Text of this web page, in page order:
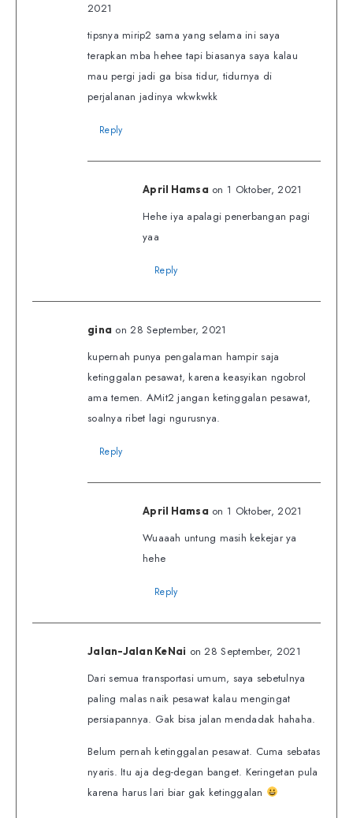
2021
tipsnya mirip2 sama yang selama ini saya
terapkan mba hehee tapi biasanya saya kalau
mau pergi jadi ga bisa tidur, tidurnya di
perjalanan jadinya wkwkwkk
Reply
April Hamsa on 1 Oktober, 2021
Hehe iya apalagi penerbangan pagi
yaa
Reply
gina on 28 September, 2021
kupernah punya pengalaman hampir saja
ketinggalan pesawat, karena keasyikan ngobrol
ama temen. AMit2 jangan ketinggalan pesawat,
soalnya ribet lagi ngurusnya.
Reply
April Hamsa on 1 Oktober, 2021
Wuaaah untung masih kekejar ya
hehe
Reply
Jalan-Jalan KeNai on 28 September, 2021
Dari semua transportasi umum, saya sebetulnya
paling malas naik pesawat kalau mengingat
persiapannya. Gak bisa jalan mendadak hahaha.
Belum pernah ketinggalan pesawat. Cuma sebatas
nyaris. Itu aja deg-degan banget. Keringetan pula
karena harus lari biar gak ketinggalan